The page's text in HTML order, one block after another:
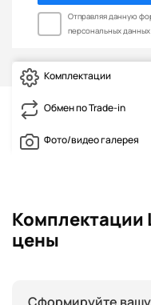
Отправляя данную
персональных данных
Комплектации
Обмен по Trade-in
Фото/видео галерея
Комплектации
цены